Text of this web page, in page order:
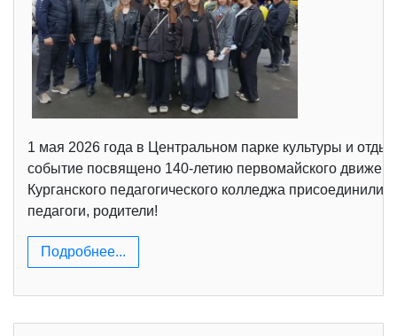
1 мая 2026 года в Центральном парке культуры и
событие посвящено 140-летию первомайского
Курганского педагогического колледжа
педагоги, родители!
Подробнее...